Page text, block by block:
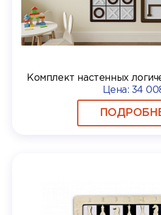
Комплект настенных
Цена: 34